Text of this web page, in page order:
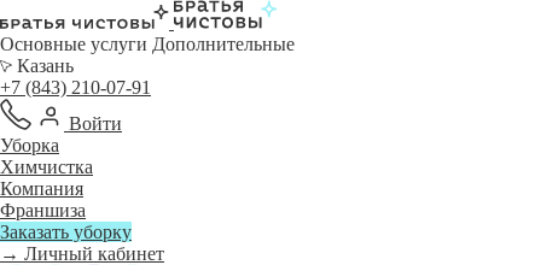
Основные услуги Дополнительные
Казань
+7 (843) 210-07-91
Войти
Уборка
Химчистка
Компания
Франшиза
Заказать уборку
→ Личный кабинет